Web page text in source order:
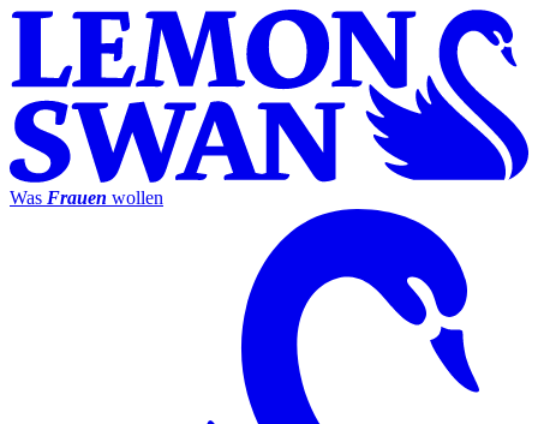
Was Frauen wollen